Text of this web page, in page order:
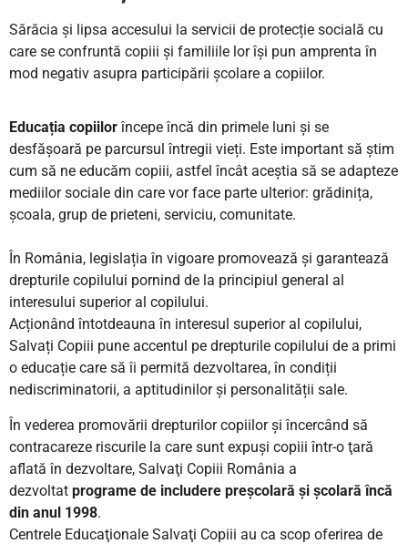
Sărăcia și lipsa accesului la servicii de protecție socială cu
care se confruntă copiii și familiile lor își pun amprenta în
mod negativ asupra participării școlare a copiilor.
Educația copiilorîncepe încă din primele luni și se
desfășoară pe parcursul întregii vieți. Este important să știm
cum să ne educăm copiii, astfel încât aceștia să se adapteze
mediilor sociale din care vor face parte ulterior: grădinița,
școala, grup de prieteni, serviciu, comunitate.
În România, legislația în vigoare promovează și garantează
drepturile copilului pornind de la principiul general al
interesului superior al copilului.
Acționând întotdeauna în interesul superior al copilului,
Salvați Copiii pune accentul pe drepturile copilului de a primi
o educație care să îi permită dezvoltarea, în condiții
nediscriminatorii, a aptitudinilor și personalității sale.
În vederea promovării drepturilor copiilor şi încercând să
contracareze riscurile la care sunt expuşi copiii într-o ţară
aflată în dezvoltare, Salvaţi Copiii România a
dezvoltat programe de includere preşcolară şi şcolară încă
din anul 1998.
Centrele Educaţionale Salvaţi Copiii au ca scop oferirea de